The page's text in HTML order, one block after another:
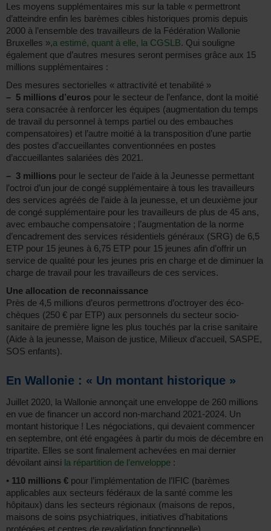
Les moyens supplémentaires mis sur la table « permettront
d’atteindre enfin les barèmes cibles historiques promis depuis
2000 à l’ensemble des travailleurs de la Fédération Wallonie
Bruxelles »,a estimé, quant à elle, la CGSLB. Qui souligne
également que d’autres mesures seront permises grâce aux 15
millions supplémentaires :
Des mesures sectorielles « attractivité et tenabilité »
– 5 millions d’euros pour le secteur de l’enfance, dont la moitié
sera consacrée à renforcer les équipes (augmentation du temps
de travail du personnel à temps partiel ou des embauches
compensatoires) et l’autre moitié à la transposition d’une partie
des postes d’accueillantes conventionnées en postes
d’accueillantes salariées dès 2021.
– 3 millions pour le secteur de l’aide à la Jeunesse permettant
l’octroi d’un jour de congé supplémentaire à tous les travailleurs
des services agréés de l’aide à la jeunesse, et un deuxième jour
de congé supplémentaire pour les travailleurs de plus de 45 ans,
avec embauche compensatoire ; l’augmentation de la norme
d’encadrement des services résidentiels généraux (SRG) de 6,5
ETP pour 15 jeunes à 6,75 ETP pour 15 jeunes afin d’offrir un
service de qualité pour les jeunes pris en charge et de diminuer la
charge de travail pour les travailleurs de ces services.
Une allocation de reconnaissance
Près de 4,5 millions d’euros permettrons d’octroyer des éco-
chèques (250 € par ETP) aux personnels du secteur socio-
sanitaire de première ligne les plus touchés par la crise sanitaire
(Aide à la jeunesse, Maison de justice, Milieux d’accueil, SASPE,
SOS enfants).
En Wallonie : « Un montant historique »
Juillet 2020, la Wallonie annonçait une enveloppe de 260 millions
en vue de financer un accord non-marchand 2021-2024. Un
montant historique ! Les négociations, qui devaient commencer
en septembre, ont été engagées à partir du mois de décembre en
tripartite. Elles se sont finalement achevées en mai dernier
dévoilant ainsi la répartition de l’enveloppe :
• 110 millions € pour l’implémentation de l’IFIC (barèmes
applicables aux secteurs fédéraux de la santé comme les
hôpitaux) dans les secteurs régionaux (maisons de repos,
maisons de soins psychiatriques, initiatives d’habitations
protégées et centres de revalidation fonctionnelle).